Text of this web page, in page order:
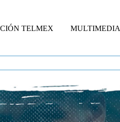
TELMEX MULTIMEDIA